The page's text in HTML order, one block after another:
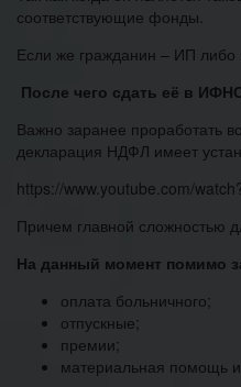
соответствующие фонды.
Если же гражданин – ИП либо
После чего сдать её в
Важно заранее проработать
декларация НДФЛ имеет
https://www.youtube.com/
Причем главной сложностью
На данный момент помимо
оплата больничного;
отпускные;
премии;
материальная помощь